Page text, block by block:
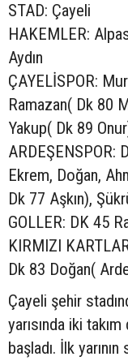
STAD: Çayeli
HAKEMLER:
Aydın
ÇAYELİSPOR:
Ramazan( Dk 80
Yakup( Dk 89
ARDEŞENSPOR:
Ekrem, Doğan,
Dk 77 Aşkın),
GOLLER: DK 45
KIRMIZI
Dk 83 Doğan(
Çayeli şehir
yarısında iki
başladı. İlk